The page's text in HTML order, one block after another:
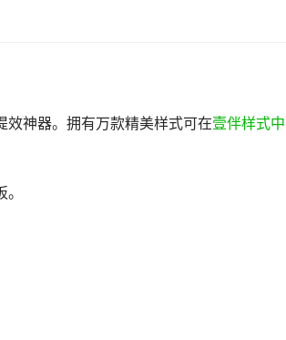
神器。拥有万款精美样式可在壹伴样式中